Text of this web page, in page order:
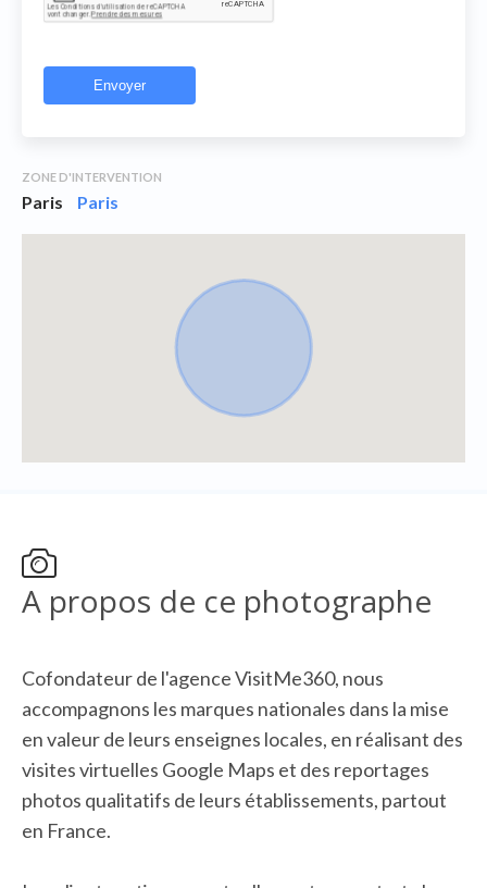
ZONE D'INTERVENTION
Paris Paris
A propos de ce photographe
Cofondateur de l'agence VisitMe360, nous
accompagnons les marques nationales dans la mise
en valeur de leurs enseignes locales, en réalisant des
visites virtuelles Google Maps et des reportages
photos qualitatifs de leurs établissements, partout
en France.